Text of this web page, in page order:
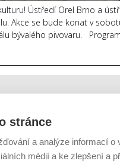
Ústředí Orel Brno a
Akce se bude konat v
bývalého pivovaru.
stránce
a analýze informací o
médií a ke zlepšení a